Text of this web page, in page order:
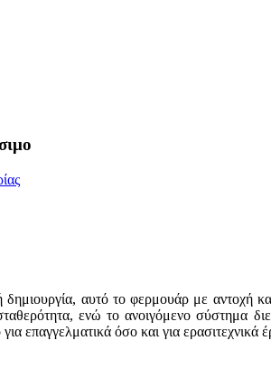
δημιουργία, αυτό το φερμουάρ με αντοχή
ενώ το ανοιγόμενο σύστημα
επαγγελματικά όσο και για ερασιτεχνικά